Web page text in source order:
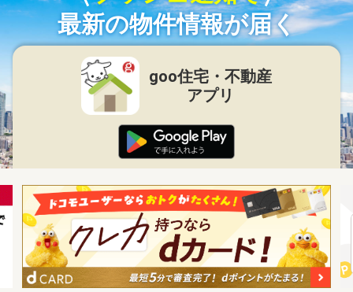
最新の物件情報が届く
goo住宅・不動産
アプリ